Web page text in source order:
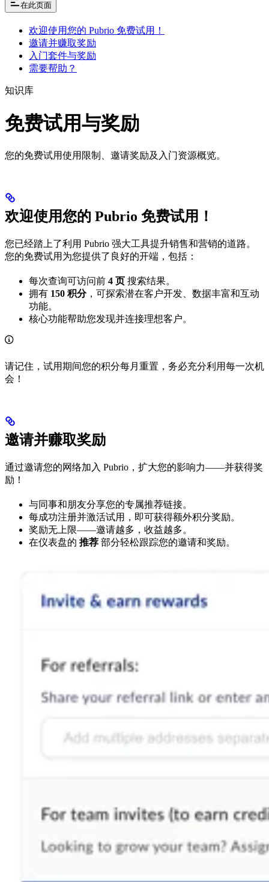
在此页面
欢迎使用您的 Pubrio 免费试用！
邀请并赚取奖励
入门套件与奖励
需要帮助？
知识库
免费试用与奖励
您的免费试用使用限制、邀请奖励及入门资源概览。
欢迎使用您的 Pubrio 免费试用！
您已经踏上了利用 Pubrio 强大工具提升销售和营销的道路。
您的免费试用为您提供了良好的开端，包括：
每次查询可访问前 4 页 搜索结果。
拥有 150 积分，可探索潜在客户开发、数据丰富和互动
功能。
核心功能帮助您发现并连接理想客户。
请记住，试用期间您的积分每月重置，务必充分利用每一次机
会！
邀请并赚取奖励
通过邀请您的网络加入 Pubrio，扩大您的影响力——并获得奖
励！
与同事和朋友分享您的专属推荐链接。
每成功注册并激活试用，即可获得额外积分奖励。
奖励无上限——邀请越多，收益越多。
在仪表盘的 推荐 部分轻松跟踪您的邀请和奖励。